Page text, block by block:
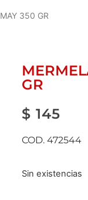
350 GR
GR
$ 145
COD. 472544
Sin existencias